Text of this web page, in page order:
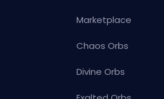
Marketplace
Chaos Orbs
Divine Orbs